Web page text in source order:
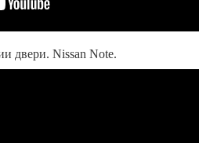
двери. Nissan Note.